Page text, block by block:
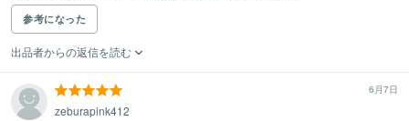
参考になった
出品者からの返信を読む
6月7日
zeburapink412